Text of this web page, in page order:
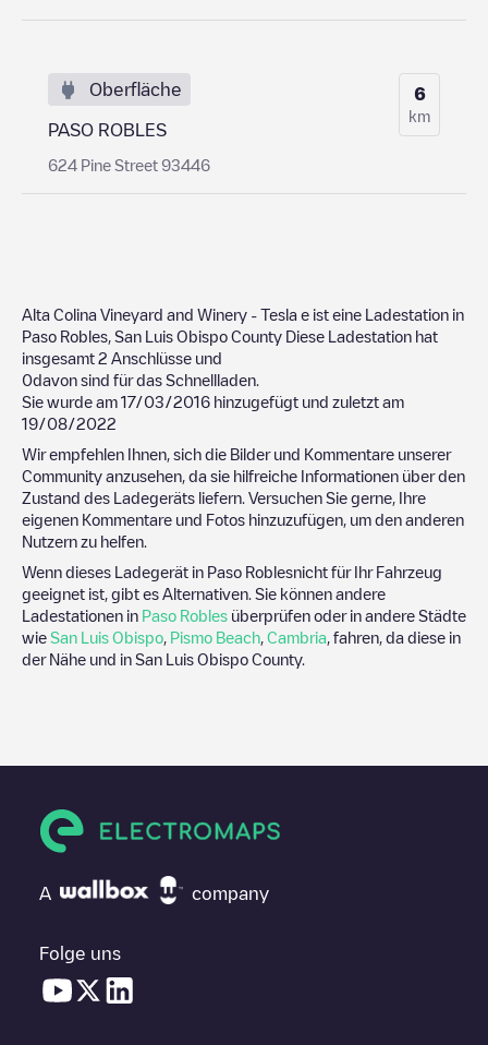
Oberfläche
PASO ROBLES
624 Pine Street 93446
6
km
Alta Colina Vineyard and Winery - Tesla e ist eine Ladestation in
Paso Robles San Luis Obispo County Diese Ladestation hat
insgesamt 2 Anschlüsse und
0davon sind für das Schnellladen.
Sie wurde am 17/03/2016 hinzugefügt und zuletzt am
19/08/2022
Wir empfehlen Ihnen, sich die Bilder und Kommentare unserer
Community anzusehen, da sie hilfreiche Informationen über den
Zustand des Ladegeräts liefern. Versuchen Sie gerne, Ihre
eigenen Kommentare und Fotos hinzuzufügen, um den anderen
Nutzern zu helfen.
Wenn dieses Ladegerät in Paso Roblesnicht für Ihr Fahrzeug
geeignet ist, gibt es Alternativen. Sie können andere
Ladestationen in Paso Robles überprüfen oder in andere Städte
wie San Luis Obispo Pismo Beach Cambria , fahren, da diese in
der Nähe und in San Luis Obispo County.
A company
Folge uns